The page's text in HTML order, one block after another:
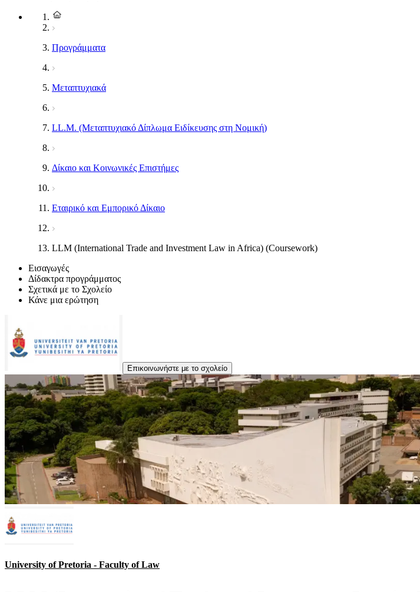
Προγράμματα
Μεταπτυχιακά
LL.M. (Μεταπτυχιακό Δίπλωμα Ειδίκευσης στη Νομική)
Δίκαιο και Κοινωνικές Επιστήμες
Εταιρικό και Εμπορικό Δίκαιο
LLM (International Trade and Investment Law in Africa) (Coursework)
Εισαγωγές
Δίδακτρα προγράμματος
Σχετικά με το Σχολείο
Κάνε μια ερώτηση
Επικοινωνήστε με το σχολείο
University of Pretoria - Faculty of Law